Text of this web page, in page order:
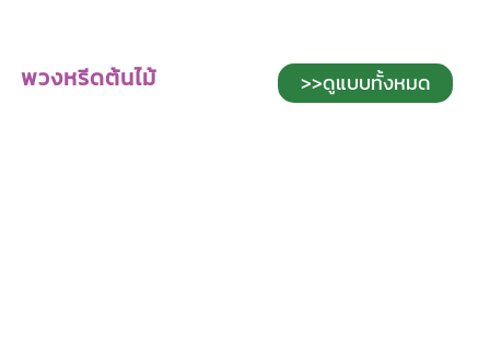
พวงหรีดต้นไม้ >>ดูแบบทั้งหมด